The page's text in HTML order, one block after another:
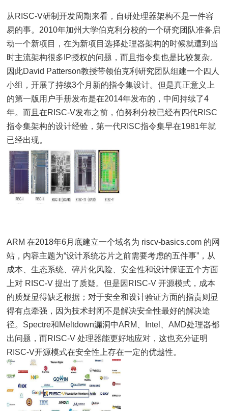
从RISC-V研制开发周期来看，自研处理器架构不是一件容
易的事。2010年加州大学伯克利分校的一个研究团队准备启
动一个新项目，在为新项目选择处理器架构的时候就遭到当
时主流架构很多IP授权的问题，而且指令集也是比较复杂。
因此David Patterson教授带领伯克利研究团队组建一个四人
小组，开展了持续3个月新的指令集设计。但是真正意义上
的第一版用户手册发布是在2014年发布的，中间持续了4
年。而且在RISC-V发布之前，伯努利分校已经有四代RISC
指令集架构的设计经验，第一代RISC指令集早在1981年就
已经出现。
ARM 在2018年6月底建立一个域名为 riscv-basics.com 的网
站，内容主题为“设计系统芯片之前需要考虑的五件事”，从
成本、生态系统、碎片化风险、安全性和设计保证五个方面
上对 RISC-V 提出了质疑。但是因RISC-V 开源模式，成本
的质疑显得缺乏根据；对于安全和设计验证方面的指责则显
得有点牵强，因为技术封闭不是解决安全性最好的解决途
径。Spectre和Meltdown漏洞中ARM、Intel、AMD处理器都
出问题，而RISC-V 处理器能更好地应对，这也充分证明
RISC-V开源模式在安全性上存在一定的优越性。